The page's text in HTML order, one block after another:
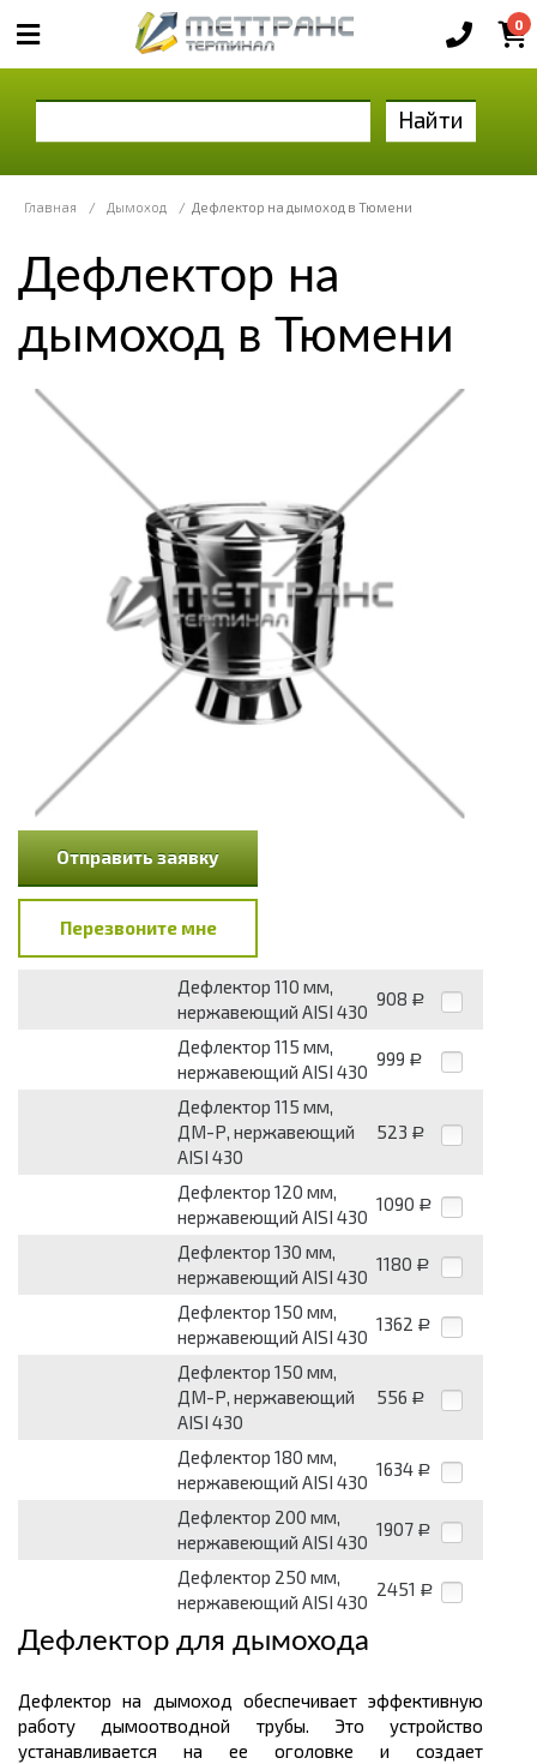
0
Найти
Главная / Дымоход / Дефлектор на дымоход в Тюмени
Дефлектор на
дымоход в Тюмени
Отправить заявку
Перезвоните мне
Дефлектор 110 мм,
нержавеющий AISI 430
908 Р
Дефлектор 115 мм,
нержавеющий AISI 430
999 Р
Дефлектор 115 мм,
ДМ-Р, нержавеющий
AISI 430
523 Р
Дефлектор 120 мм,
нержавеющий AISI 430
1090 Р
Дефлектор 130 мм,
нержавеющий AISI 430
1180 Р
Дефлектор 150 мм,
нержавеющий AISI 430
1362 Р
Дефлектор 150 мм,
ДМ-Р, нержавеющий
AISI 430
556 Р
Дефлектор 180 мм,
нержавеющий AISI 430
1634 Р
Дефлектор 200 мм,
нержавеющий AISI 430
1907 Р
Дефлектор 250 мм,
нержавеющий AISI 430
2451 Р
Дефлектор для дымохода
Дефлектор на дымоход обеспечивает эффективную
работу дымоотводной трубы. Это устройство
устанавливается на ее оголовке и создает